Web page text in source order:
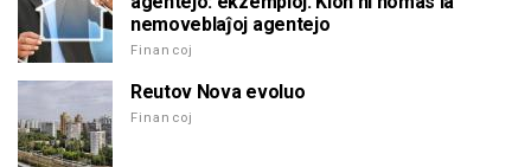
nemoveblaĵoj agentejo
Financoj
Reutov Nova evoluo
Financoj